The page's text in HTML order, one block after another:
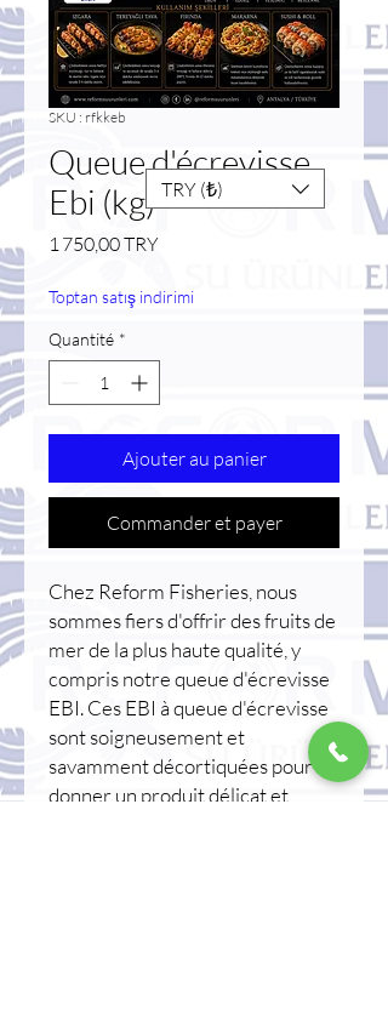
SKU : rfkkeb
Queue d'écrevisse
Ebi (kg)
1 750,00 TRYPrix
Toptan satış indirimi
Quantité *
Ajouter au panier
Commander et payer
Chez Reform Fisheries, nous
sommes fiers d'offrir des fruits de
mer de la plus haute qualité, y
compris notre queue d'écrevisse
EBI. Ces EBI à queue d'écrevisse
sont soigneusement et
savamment décortiquées pour
donner un produit délicat et
TRY (₺)